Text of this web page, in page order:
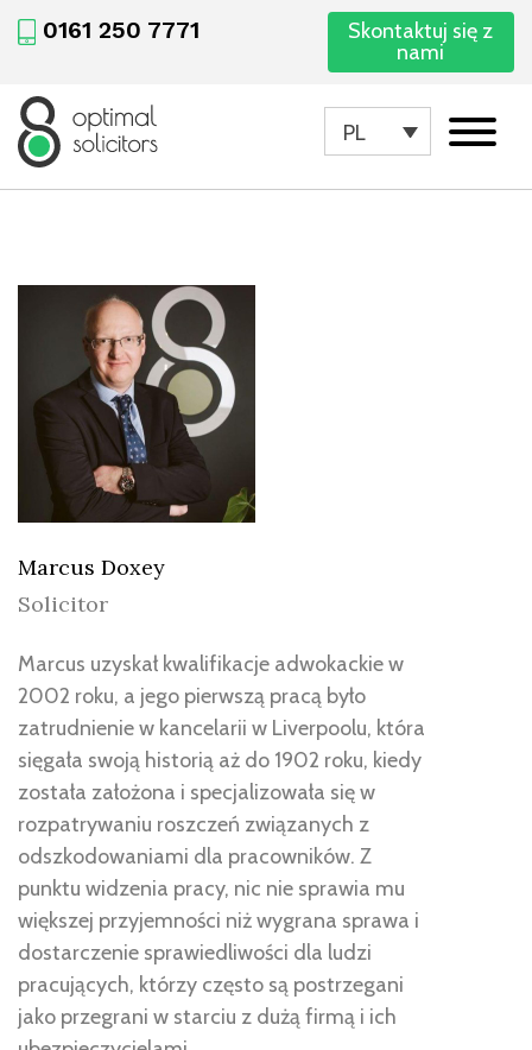
0161 250 7771
Skontaktuj się z
nami
PL
Marcus Doxey
Solicitor
Marcus uzyskał kwalifikacje adwokackie w
2002 roku, a jego pierwszą pracą było
zatrudnienie w kancelarii w Liverpoolu, która
sięgała swoją historią aż do 1902 roku, kiedy
została założona i specjalizowała się w
rozpatrywaniu roszczeń związanych z
odszkodowaniami dla pracowników. Z
punktu widzenia pracy, nic nie sprawia mu
większej przyjemności niż wygrana sprawa i
dostarczenie sprawiedliwości dla ludzi
pracujących, którzy często są postrzegani
jako przegrani w starciu z dużą firmą i ich